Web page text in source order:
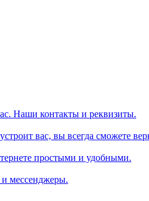
Наши контакты и реквизиты.
вас, вы всегда сможете
простыми и удобными.
мессенджеры.